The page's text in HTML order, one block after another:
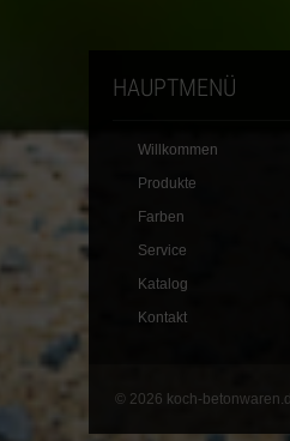
HAUPTMENÜ
Willkommen
Produkte
Farben
Service
Katalog
Kontakt
© 2026 koch-